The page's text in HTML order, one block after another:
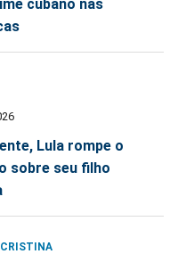
cubano nas
Lula rompe o
sobre seu filho